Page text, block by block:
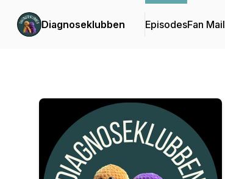
Diagnoseklubben EpisodesFan Mail